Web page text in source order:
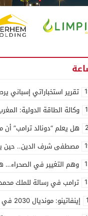
تقرير استخباراتي إسباني يرصد حسابات من الجزائر
وكالة الطاقة الدولية:
هل يعلم “دونالد ترامب” أن
مصطفى شرف الدين.. حين
وهم التغيير في الصحراء…
ترامب في رسالة للملك
إينفاتينو: مونديال 2030 في المغرب وإسبانيا والبرتغال سيكون “الأجمل في التاريخ”